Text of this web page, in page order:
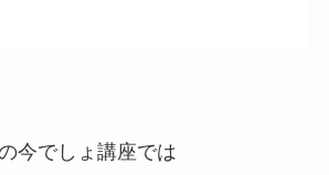
今でしょ講座では